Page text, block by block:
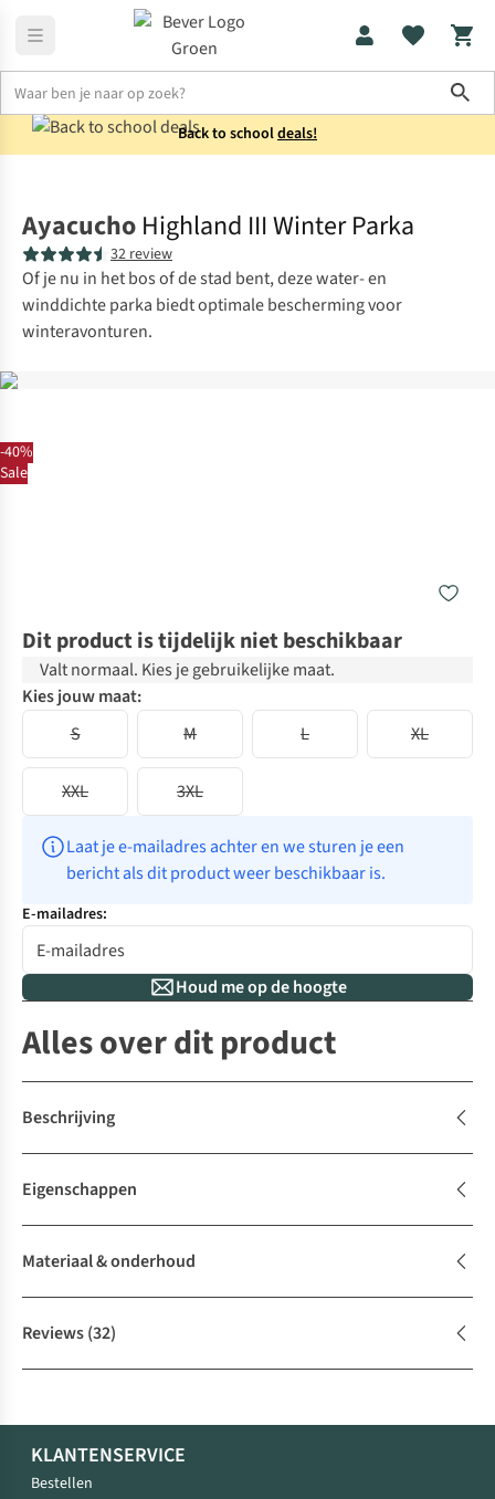
Back to schooldeals!
-40%
Sale
Ayacucho Highland III Winter Parka
32 review
Of je nu in het bos of de stad bent, deze water- en
winddichte parka biedt optimale bescherming voor
winteravonturen.
Dit product is tijdelijk niet beschikbaar
Valt normaal. Kies je gebruikelijke maat.
Kies jouw maat:
S
M L XL
XXL 3XL
Laat je e-mailadres achter en we sturen je een
bericht als dit product weer beschikbaar is.
E-mailadres:
Houd me op de hoogte
Alles over dit product
Beschrijving
Eigenschappen
Materiaal & onderhoud
Reviews(32)
KLANTENSERVICE
Bestellen